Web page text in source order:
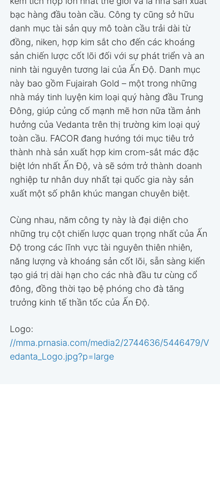
bạc hàng đầu toàn cầu. Công ty cũng sở hữu
danh mục tài sản quy mô toàn cầu trải dài từ
đồng, niken, hợp kim sắt cho đến các khoáng
sản chiến lược cốt lõi đối với sự phát triển và an
ninh tài nguyên tương lai của Ấn Độ. Danh mục
này bao gồm Fujairah Gold – một trong những
nhà máy tinh luyện kim loại quý hàng đầu Trung
Đông, giúp củng cố mạnh mẽ hơn nữa tầm ảnh
hưởng của Vedanta trên thị trường kim loại quý
toàn cầu. FACOR đang hướng tới mục tiêu trở
thành nhà sản xuất hợp kim crom-sắt mác đặc
biệt lớn nhất Ấn Độ, và sẽ sớm trở thành doanh
nghiệp tư nhân duy nhất tại quốc gia này sản
xuất một số phân khúc mangan chuyên biệt.
Cùng nhau, năm công ty này là đại diện cho
những trụ cột chiến lược quan trọng nhất của Ấn
Độ trong các lĩnh vực tài nguyên thiên nhiên,
năng lượng và khoáng sản cốt lõi, sẵn sàng kiến
tạo giá trị dài hạn cho các nhà đầu tư cùng cổ
đông, đồng thời tạo bệ phóng cho đà tăng
trưởng kinh tế thần tốc của Ấn Độ.
Logo:
//mma.prnasia.com/media2/2744636/5446479/V
edanta_Logo.jpg?p=large